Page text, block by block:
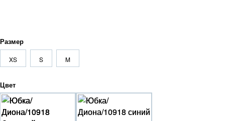
Размер
XS S M
Цвет